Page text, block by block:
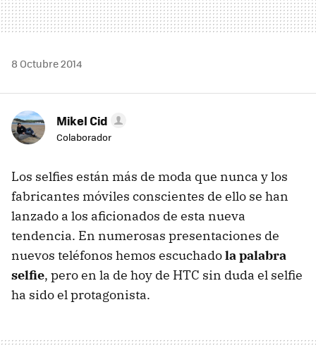
8 Octubre 2014
Mikel Cid
Colaborador
Los selfies están más de moda que nunca y los
fabricantes móviles conscientes de ello se han
lanzado a los aficionados de esta nueva
tendencia. En numerosas presentaciones de
nuevos teléfonos hemos escuchadola palabra
selfie, pero en la de hoy de HTC sin duda el selfie
ha sido el protagonista.